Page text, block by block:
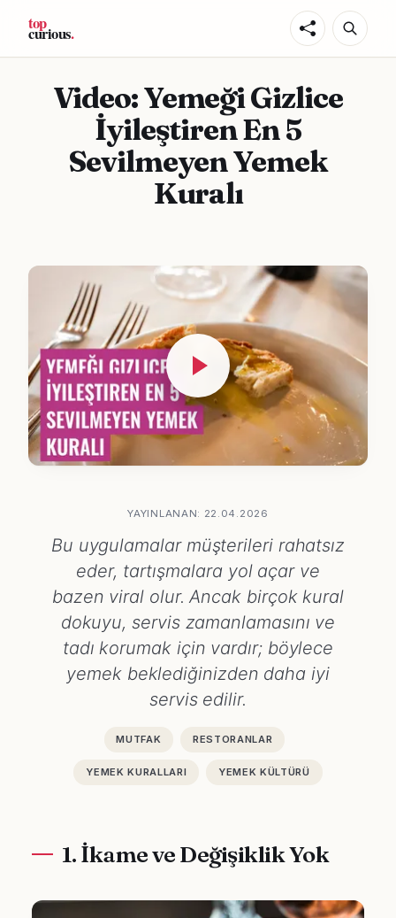
Video: Yemeği Gizlice
İyileştiren En 5
Sevilmeyen Yemek
Kuralı
YAYINLANAN: 22.04.2026
Bu uygulamalar müşterileri rahatsız
eder, tartışmalara yol açar ve
bazen viral olur. Ancak birçok kural
dokuyu, servis zamanlamasını ve
tadı korumak için vardır; böylece
yemek beklediğinizden daha iyi
servis edilir.
MUTFAK RESTORANLAR
YEMEK KURALLARI YEMEK KÜLTÜRÜ
1. İkame ve Değişiklik Yok